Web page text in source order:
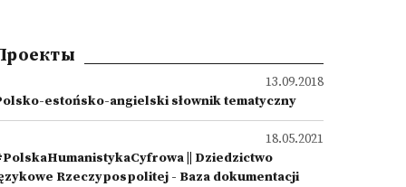
13.09.2018
estońsko-angielski słownik tematyczny
18.05.2021
|| Dziedzictwo
Rzeczypospolitej - Baza dokumentacji